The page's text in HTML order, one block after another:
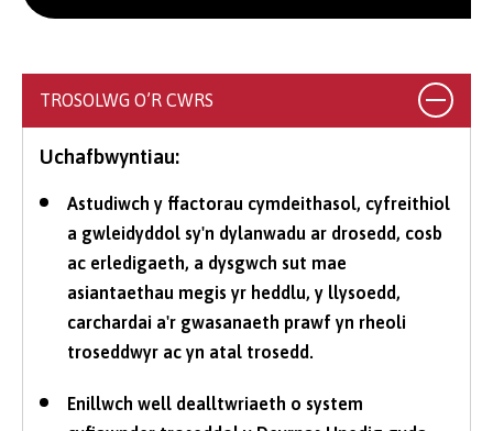
TROSOLWG O’R CWRS
Uchafbwyntiau:
Astudiwch y ffactorau cymdeithasol, cyfreithiol
a gwleidyddol sy'n dylanwadu ar drosedd, cosb
ac erledigaeth, a dysgwch sut mae
asiantaethau megis yr heddlu, y llysoedd,
carchardai a'r gwasanaeth prawf yn rheoli
troseddwyr ac yn atal trosedd.
Enillwch well dealltwriaeth o system